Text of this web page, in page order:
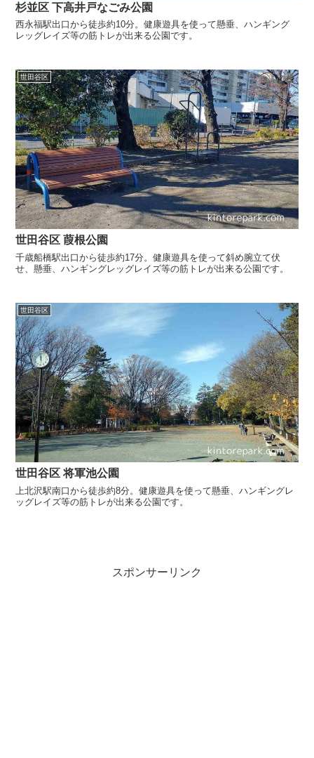
杉並区 下高井戸なごみ公園
西永福駅出口から徒歩約10分。健康遊具を使って懸垂、ハンギング
レッグレイズ等の筋トレが出来る公園です。
世田谷区
世田谷区 葭根公園
千歳船橋駅出口から徒歩約17分。健康遊具を使って斜め腕立て伏
せ、懸垂、ハンギングレッグレイズ等の筋トレが出来る公園です。
世田谷区
世田谷区 将軍池公園
上北沢駅南口から徒歩約8分。健康遊具を使って懸垂、ハンギングレ
ッグレイズ等の筋トレが出来る公園です。
スポンサーリンク